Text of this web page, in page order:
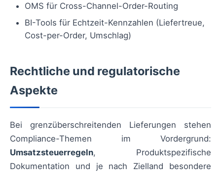
OMS für Cross-Channel-Order-Routing
BI-Tools für Echtzeit-Kennzahlen (Liefertreue,
Cost-per-Order, Umschlag)
Rechtliche und regulatorische
Aspekte
Bei grenzüberschreitenden Lieferungen stehen
Compliance-Themen im Vordergrund:
Umsatzsteuerregeln, Produktspezifische
Dokumentation und je nach Zielland besondere